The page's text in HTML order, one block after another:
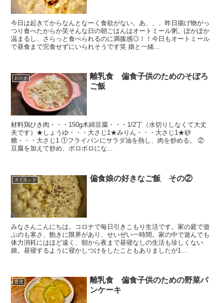
今日は起きてからなんとなーく食欲がない。あ、、、昨日揚げ物がっ
つり食べたからか笑そんな日の朝ごはんはオートミール粥。ぽかぽか
温まるし、さらっと食べられるのに満腹感◎！！今日もオートミール
で昼食まで完食せずにいられそうです笑 娘と一緒...
おかず
離乳食 偏食子供のためのそぼろ
ご飯
材料鶏ひき肉・・・150g木綿豆腐・・・1/2丁（水切りしなくて大丈
夫です）★しょうゆ・・・大さじ1★みりん・・・大さじ1★砂
糖・・・大さじ1 ①フライパンにサラダ油を熱し、肉を炒める。 ②
豆腐を加えて炒め、ポロポロにな...
ダイエット 偏食娘の好きなご飯 その②
みなさんこんにちは。コロナで毎日引きこもり生活です。家の庭で遊
ぶのも寒さ、飽きに限界があり、せいぜい一時間。家の中で遊んでも
体力消耗にはほど遠く、朝から夜まで昼寝なしの生活も珍しくない
娘。昼寝するように寝かしつけをしたこともありましたが1...
育児
離乳食 偏食子供のための野菜パ
ンケーキ